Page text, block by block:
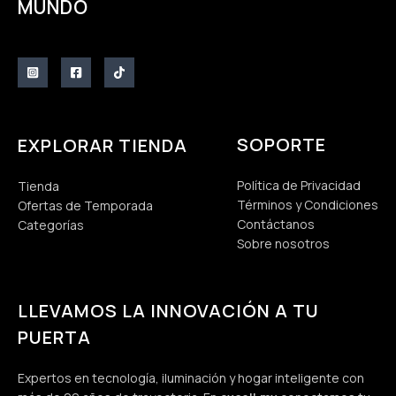
MUNDO
EXPLORAR TIENDA
Tienda
Ofertas de Temporada
Categorías
SOPORTE
Política de Privacidad
Términos y Condiciones
Contáctanos
Sobre nosotros
LLEVAMOS LA INNOVACIÓN A TU
PUERTA
Expertos en tecnología, iluminación y hogar inteligente con